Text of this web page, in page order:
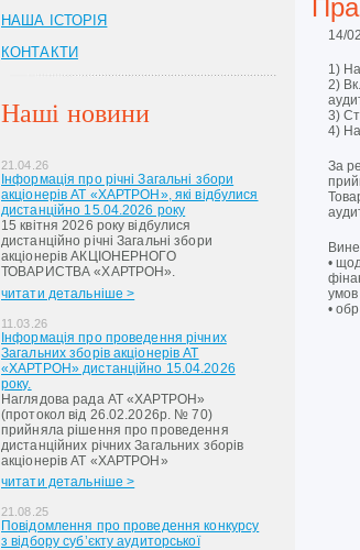
НАША ІСТОРІЯ
КОНТАКТИ
Наші новини
21.04.26
Інформація про річні Загальні збори
акціонерів АТ «ХАРТРОН», які відбулися
дистанційно 15.04.2026 року
15 квітня 2026 року відбулися
дистанційно річні Загальні збори
акціонерів АКЦІОНЕРНОГО
ТОВАРИСТВА «ХАРТРОН».
читати детальніше >
11.03.26
Інформація про проведення річних
Загальних зборів акціонерів АТ
«ХАРТРОН» дистанційно 15.04.2026
року.
Наглядова рада АТ «ХАРТРОН»
(протокол від 26.02.2026р. № 70)
прийняла рішення про проведення
дистанційних річних Загальних зборів
акціонерів АТ «ХАРТРОН»
читати детальніше >
21.08.25
Повідомлення про проведення конкурсу
з відбору суб’єкту аудиторської
14/
1)
2)
3)
4)
За
•
умов
•